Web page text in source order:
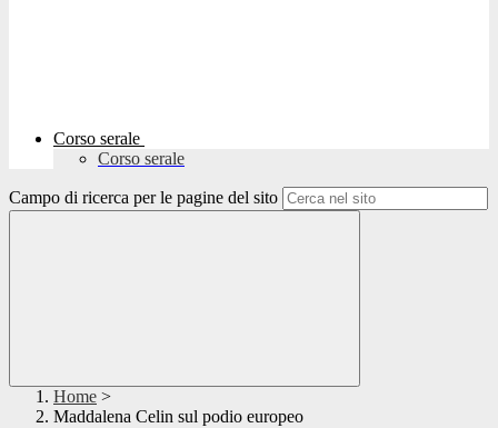
Corso serale
Corso serale
Campo di ricerca per le pagine del sito
Home >
Maddalena Celin sul podio europeo